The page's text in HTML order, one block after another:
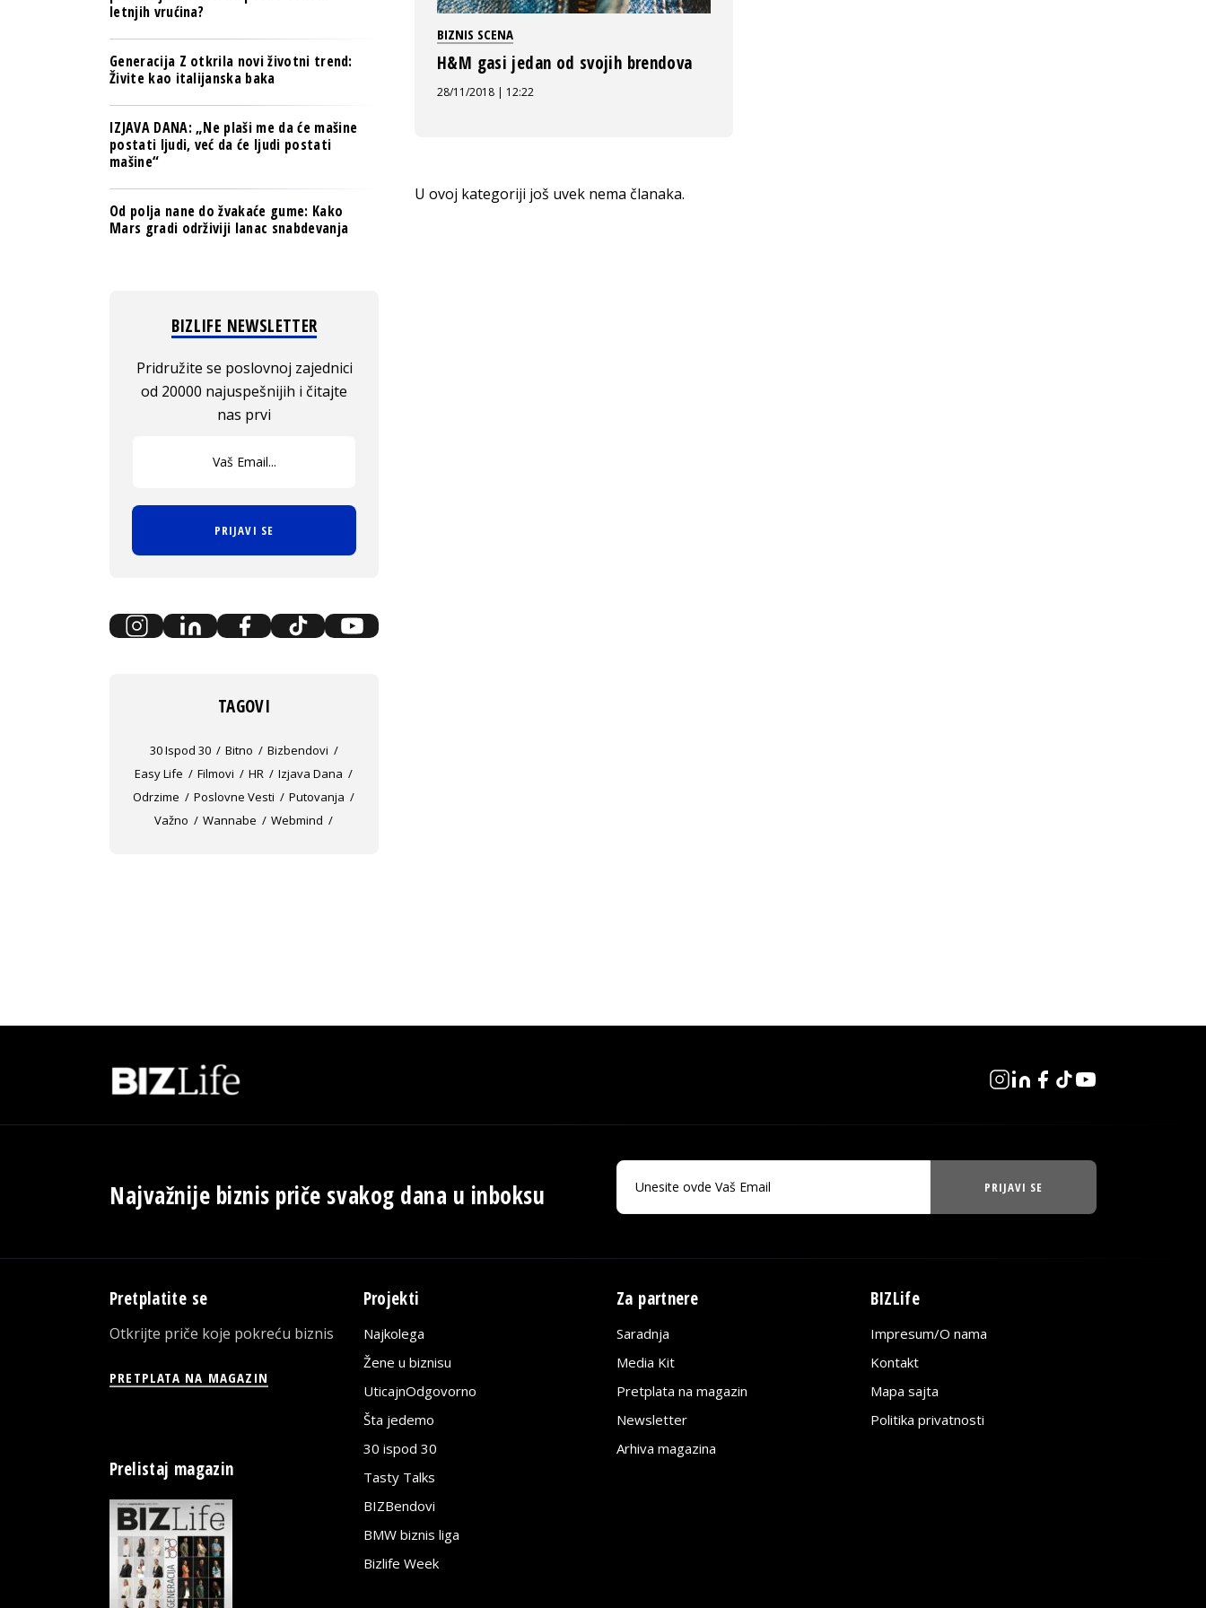
BIZNIS SCENA
H&M gasi jedan od svojih brendova
28/11/2018 | 12:22
U ovoj kategoriji još uvek nema članaka.
letnjih vrućina?
Generacija Z otkrila novi životni trend:
Živite kao italijanska baka
IZJAVA DANA: „Ne plaši me da će mašine
postati ljudi, već da će ljudi postati
mašine“
Od polja nane do žvakaće gume: Kako
Mars gradi održiviji lanac snabdevanja
BIZLIFE NEWSLETTER
Pridružite se poslovnoj zajednici
od 20000 najuspešnijih i čitajte
nas prvi
PRIJAVI SE
TAGOVI
30 Ispod 30 Bitno
Bizbendovi
Easy Life
Filmovi HR
Izjava Dana
Odrzime
Poslovne Vesti
Putovanja
Važno
Wannabe Webmind
Najvažnije biznis priče svakog dana u inboksu PRIJAVI SE
Pretplatite se
Otkrijte priče koje pokreću biznis
PRETPLATA NA MAGAZIN
Prelistaj magazin
Projekti
Najkolega
Žene u biznisu
UticajnOdgovorno
Šta jedemo
30 ispod 30
Tasty Talks
BIZBendovi
BMW biznis liga
Bizlife Week
Za partnere
Saradnja
Media Kit
Pretplata na magazin
Newsletter
Arhiva magazina
BIZLife
Impresum/O nama
Kontakt
Mapa sajta
Politika privatnosti